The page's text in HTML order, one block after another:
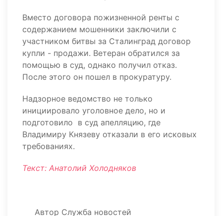
Вместо договора пожизненной ренты с
содержанием мошенники заключили с
участником битвы за Сталинград договор
купли - продажи. Ветеран обратился за
помощью в суд, однако получил отказ.
После этого он пошел в прокуратуру.
Надзорное ведомство не только
инициировало уголовное дело, но и
подготовило в суд апелляцию, где
Владимиру Князеву отказали в его исковых
требованиях.
Текст: Анатолий Холодняков
Автор Служба новостей